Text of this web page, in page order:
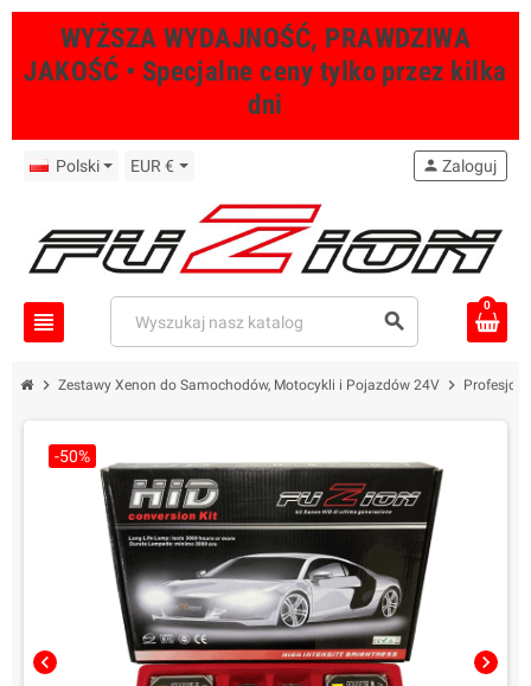
WYŻSZA WYDAJNOŚĆ, PRAWDZIWA
JAKOŚĆ • Specjalne ceny tylko przez kilka
dni
Polski EUR €
view_headline search
person Zaloguj
0
chevron_right Zestawy Xenon do Samochodów, Motocykli i Pojazdów 24V chevron_right
chevron_left chevron_right
-50%